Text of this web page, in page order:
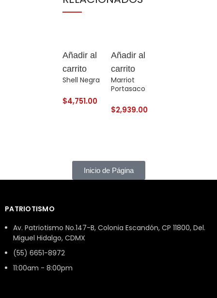
Añadir al
carrito
Shell Negra
$4,751.00
Añadir al
carrito
Marriot
Portasaco
$2,939.00
Inicio de Página
PATRIOTISMO
Av. Patriotismo No.147-B, Colonia Escandón, CP 11800, Del.
Miguel Hidalgo, CDMX
(55) 6651-8972
11:00am - 8:00pm